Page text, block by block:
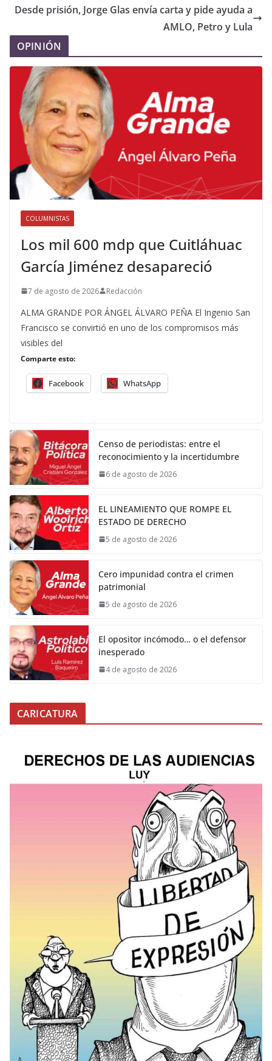
Desde prisión, Jorge Glas envía carta y pide ayuda a
AMLO, Petro y Lula
OPINIÓN
COLUMNISTAS
Los mil 600 mdp que Cuitláhuac
García Jiménez desapareció
7 de agosto de 2026 Redacción
ALMA GRANDE POR ÁNGEL ÁLVARO PEÑA El Ingenio San
Francisco se convirtió en uno de los compromisos más
visibles del
Comparte esto:
Facebook WhatsApp
Censo de periodistas: entre el
reconocimiento y la incertidumbre
6 de agosto de 2026
EL LINEAMIENTO QUE ROMPE EL
ESTADO DE DERECHO
5 de agosto de 2026
Cero impunidad contra el crimen
patrimonial
5 de agosto de 2026
El opositor incómodo… o el defensor
inesperado
4 de agosto de 2026
CARICATURA